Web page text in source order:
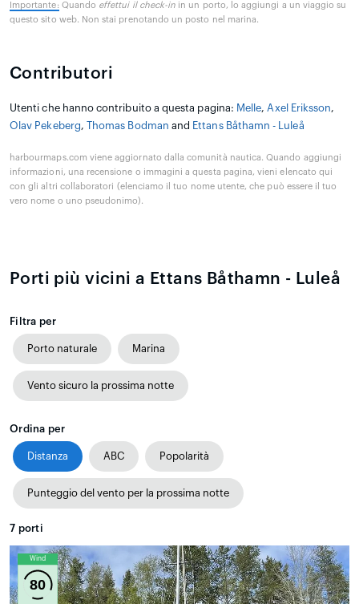
Importante: Quando effettui il check-in in un porto, lo aggiungi a un viaggio su
questo sito web. Non stai prenotando un posto nel marina.
Contributori
Utenti che hanno contribuito a questa pagina: Melle, Axel Eriksson,
Olav Pekeberg, Thomas Bodman and Ettans Båthamn - Luleå
harbourmaps.com viene aggiornato dalla comunità nautica. Quando aggiungi
informazioni, una recensione o immagini a questa pagina, vieni elencato qui
con gli altri collaboratori (elenciamo il tuo nome utente, che può essere il tuo
vero nome o uno pseudonimo).
Porti più vicini a Ettans Båthamn - Luleå
Filtra per
Porto naturale Marina
Vento sicuro la prossima notte
Ordina per
Distanza ABC Popolarità
Punteggio del vento per la prossima notte
7 porti
Wind
80